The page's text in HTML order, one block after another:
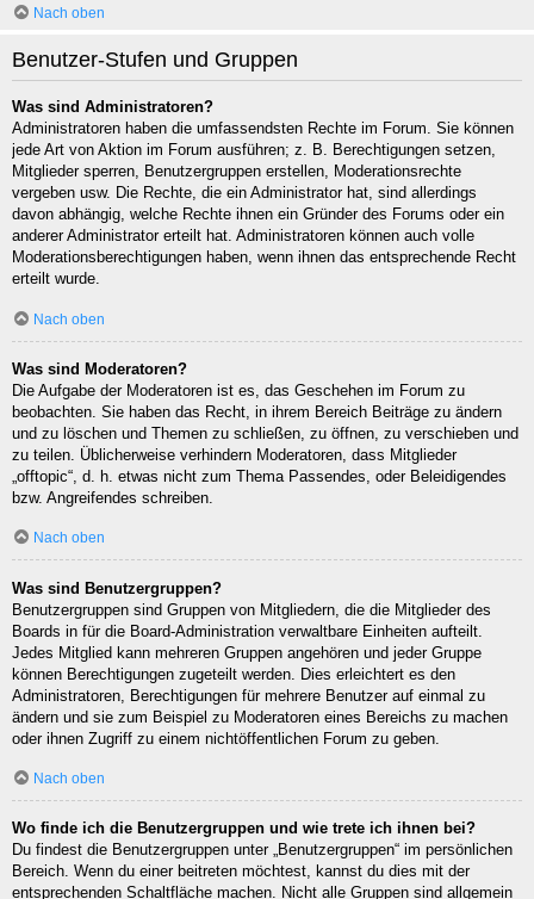
Nach oben
Benutzer-Stufen und Gruppen
Was sind Administratoren?
Administratoren haben die umfassendsten Rechte im Forum. Sie können
jede Art von Aktion im Forum ausführen; z. B. Berechtigungen setzen,
Mitglieder sperren, Benutzergruppen erstellen, Moderationsrechte
vergeben usw. Die Rechte, die ein Administrator hat, sind allerdings
davon abhängig, welche Rechte ihnen ein Gründer des Forums oder ein
anderer Administrator erteilt hat. Administratoren können auch volle
Moderationsberechtigungen haben, wenn ihnen das entsprechende Recht
erteilt wurde.
Nach oben
Was sind Moderatoren?
Die Aufgabe der Moderatoren ist es, das Geschehen im Forum zu
beobachten. Sie haben das Recht, in ihrem Bereich Beiträge zu ändern
und zu löschen und Themen zu schließen, zu öffnen, zu verschieben und
zu teilen. Üblicherweise verhindern Moderatoren, dass Mitglieder
„offtopic“, d. h. etwas nicht zum Thema Passendes, oder Beleidigendes
bzw. Angreifendes schreiben.
Nach oben
Was sind Benutzergruppen?
Benutzergruppen sind Gruppen von Mitgliedern, die die Mitglieder des
Boards in für die Board-Administration verwaltbare Einheiten aufteilt.
Jedes Mitglied kann mehreren Gruppen angehören und jeder Gruppe
können Berechtigungen zugeteilt werden. Dies erleichtert es den
Administratoren, Berechtigungen für mehrere Benutzer auf einmal zu
ändern und sie zum Beispiel zu Moderatoren eines Bereichs zu machen
oder ihnen Zugriff zu einem nichtöffentlichen Forum zu geben.
Nach oben
Wo finde ich die Benutzergruppen und wie trete ich ihnen bei?
Du findest die Benutzergruppen unter „Benutzergruppen“ im persönlichen
Bereich. Wenn du einer beitreten möchtest, kannst du dies mit der
entsprechenden Schaltfläche machen. Nicht alle Gruppen sind allgemein